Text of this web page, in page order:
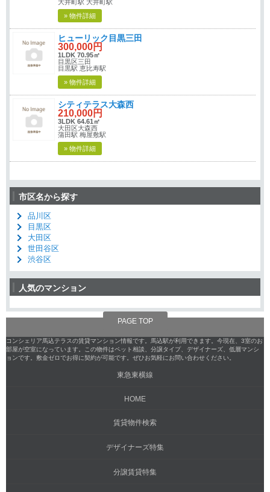
大井町駅 大井町駅
» 物件詳細
ヒューリック目黒三田
300,000円
1LDK 70.95㎡
目黒区三田
目黒駅 恵比寿駅
» 物件詳細
シティテラス大森西
210,000円
3LDK 64.61㎡
大田区大森西
蒲田駅 梅屋敷駅
» 物件詳細
市区名から探す
品川区
目黒区
大田区
世田谷区
渋谷区
人気のマンション
PAGE TOP
コンシェリア馬込テラスの賃貸マンション情報です。馬込駅が利用できます。今現在、3室のお
部屋が空室になっています。この物件はペット相談、分譲タイプ、デザイナーズ、低層マンシ
ョンです。敷金ゼロでお得に契約が可能です。ぜひお気軽にお問い合わせください。
東急東横線
HOME
賃貸物件検索
デザイナーズ特集
分譲賃貸特集